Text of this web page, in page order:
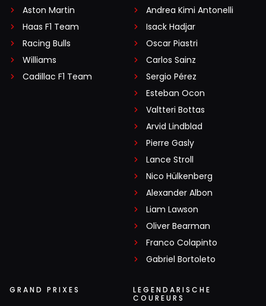
Aston Martin
Haas F1 Team
Racing Bulls
Williams
Cadillac F1 Team
Andrea Kimi Antonelli
Isack Hadjar
Oscar Piastri
Carlos Sainz
Sergio Pérez
Esteban Ocon
Valtteri Bottas
Arvid Lindblad
Pierre Gasly
Lance Stroll
Nico Hülkenberg
Alexander Albon
Liam Lawson
Oliver Bearman
Franco Colapinto
Gabriel Bortoleto
GRAND PRIXES
LEGENDARISCHE
COUREURS